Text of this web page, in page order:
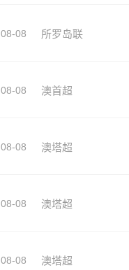
08-08 澳首超
08-08 澳塔超